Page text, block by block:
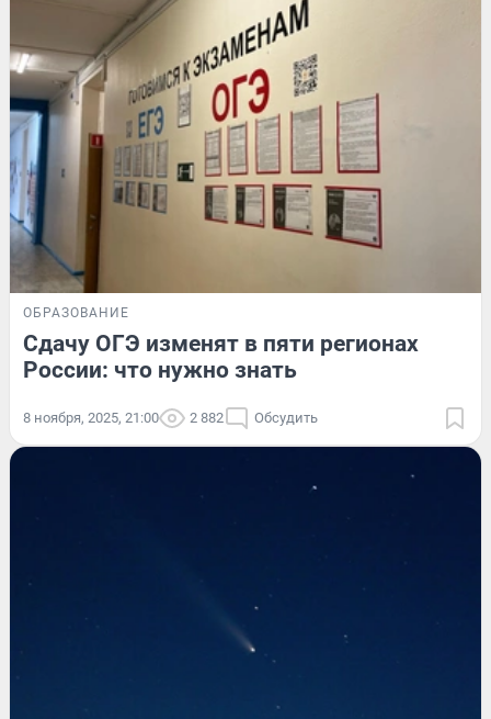
ОБРАЗОВАНИЕ
Сдачу ОГЭ изменят в пяти регионах
России: что нужно знать
8 ноября, 2025, 21:00 2 882 Обсудить